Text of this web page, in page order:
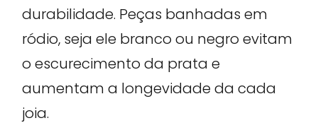
durabilidade. Peças banhadas em
ródio, seja ele branco ou negro evitam
o escurecimento da prata e
aumentam a longevidade da cada
joia.